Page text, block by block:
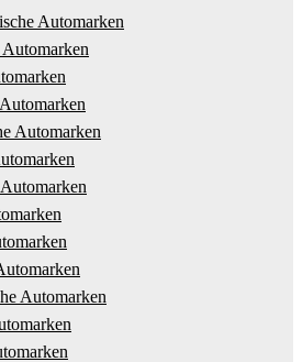
Automarken
Automarken
Automarken